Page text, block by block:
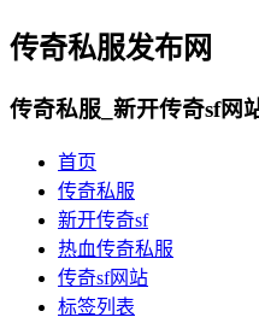
传奇私服发布网
传奇私服_新开传奇sf网
首页
传奇私服
新开传奇sf
热血传奇私服
传奇sf网站
标签列表